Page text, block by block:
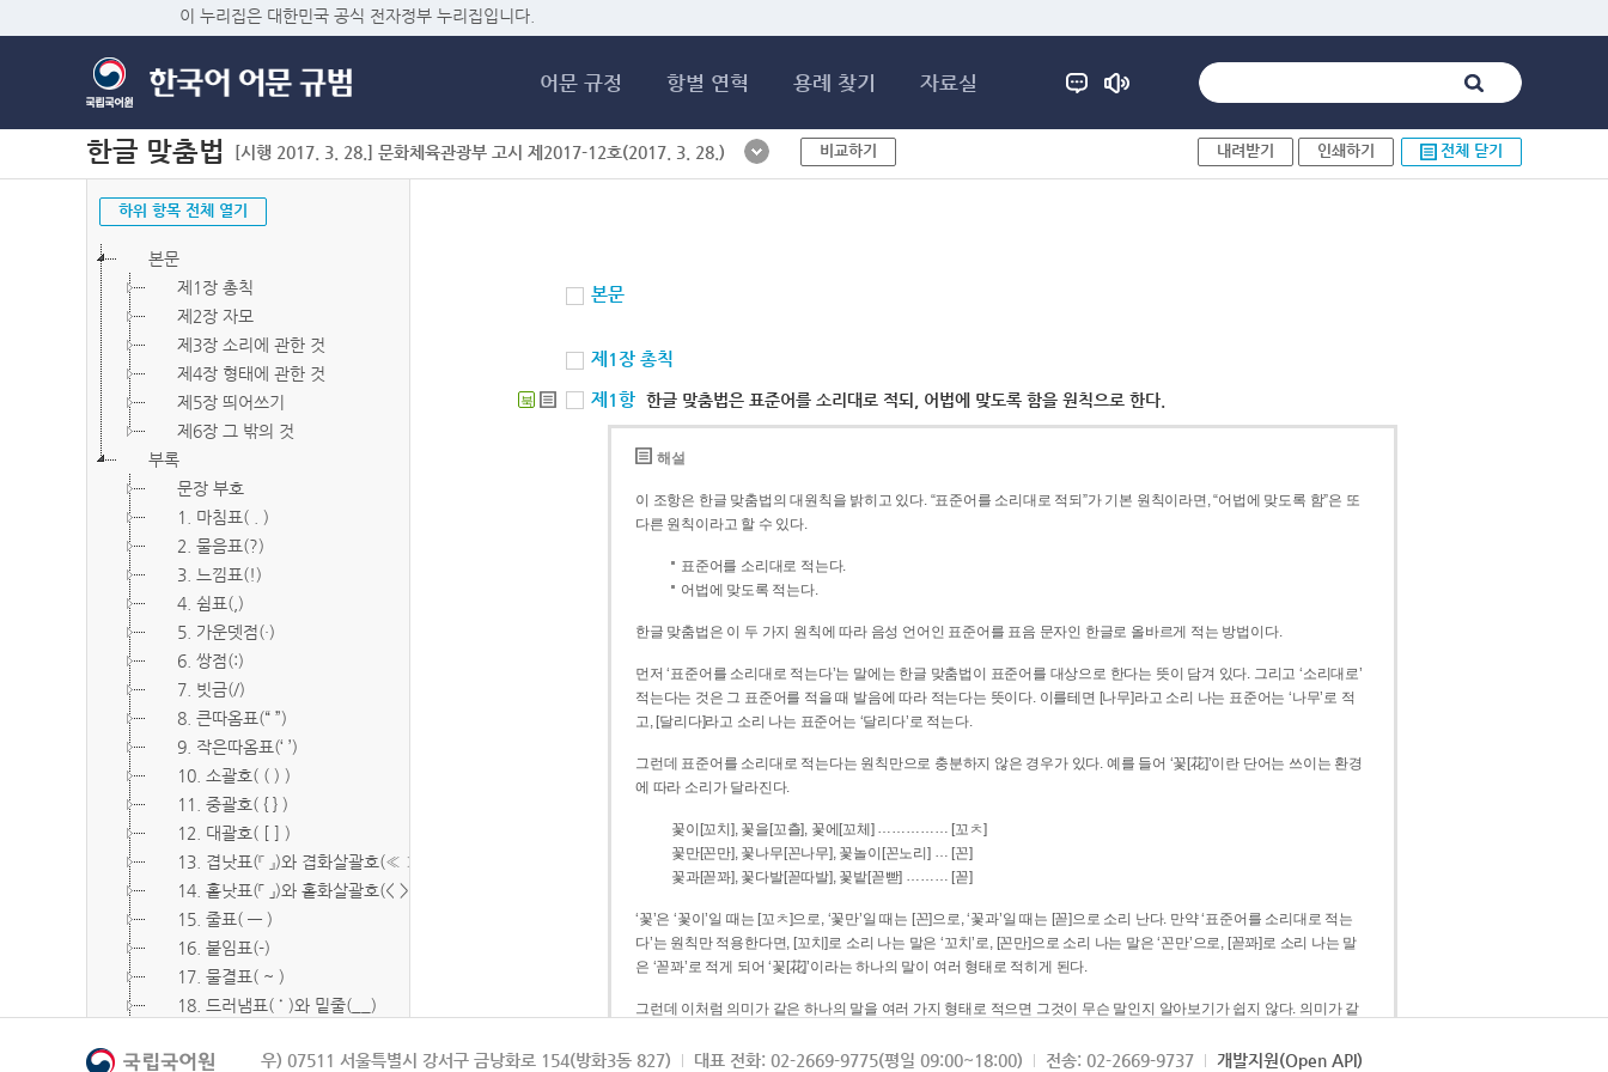
이 누리집은 대한민국 공식 전자정부 누리집입니다.
어문 규정 항별 연혁 용례 찾기 자료실
한글 맞춤법 [시행 2017. 3. 28.] 문화체육관광부 고시 제2017-12호(2017. 3. 28.) 비교하기 내려받기 인쇄하기 전체 닫기
하위 항목 전체 열기
본문
제1장 총칙
제2장 자모
제3장 소리에 관한 것
제4장 형태에 관한 것
제5장 띄어쓰기
제6장 그 밖의 것
부록
문장 부호
1. 마침표( . )
2. 물음표(?)
3. 느낌표(!)
4. 쉼표(,)
5. 가운뎃점(·)
6. 쌍점(:)
7. 빗금(/)
8. 큰따옴표(“ ”)
9. 작은따옴표(‘ ’)
10. 소괄호( ( ) )
11. 중괄호( { } )
12. 대괄호( [ ] )
13. 겹낫표(『 』)와 겹화살괄호(≪ ≫)
14. 홑낫표(「 」)와 홑화살괄호(< >)
15. 줄표( ― )
16. 붙임표(-)
17. 물결표( ~ )
18. 드러냄표( ˙ )와 밑줄(__)
20. 빠짐표( □ )
본문
제1장 총칙
북 제1항 한글 맞춤법은 표준어를 소리대로 적되, 어법에 맞도록 함을 원칙으로 한다.
해설
이 조항은 한글 맞춤법의 대원칙을 밝히고 있다. “표준어를 소리대로 적되”가 기본 원칙이라면, “어법에 맞도록 함”은 또
다른 원칙이라고 할 수 있다.
표준어를 소리대로 적는다.
어법에 맞도록 적는다.
한글 맞춤법은 이 두 가지 원칙에 따라 음성 언어인 표준어를 표음 문자인 한글로 올바르게 적는 방법이다.
먼저 ‘표준어를 소리대로 적는다’는 말에는 한글 맞춤법이 표준어를 대상으로 한다는 뜻이 담겨 있다. 그리고 ‘소리대로’
적는다는 것은 그 표준어를 적을 때 발음에 따라 적는다는 뜻이다. 이를테면 [나무]라고 소리 나는 표준어는 ‘나무’로 적
고, [달리다]라고 소리 나는 표준어는 ‘달리다’로 적는다.
그런데 표준어를 소리대로 적는다는 원칙만으로 충분하지 않은 경우가 있다. 예를 들어 ‘꽃[花]’이란 단어는 쓰이는 환경
에 따라 소리가 달라진다.
꽃이[꼬치], 꽃을[꼬츨], 꽃에[꼬체] …………… [꼬ㅊ]
꽃만[꼰만], 꽃나무[꼰나무], 꽃놀이[꼰노리] … [꼰]
꽃과[꼳꽈], 꽃다발[꼳따발], 꽃밭[꼳빧] ……… [꼳]
‘꽃’은 ‘꽃이’일 때는 [꼬ㅊ]으로, ‘꽃만’일 때는 [꼰]으로, ‘꽃과’일 때는 [꼳]으로 소리 난다. 만약 ‘표준어를 소리대로 적는
다’는 원칙만 적용한다면, [꼬치]로 소리 나는 말은 ‘꼬치’로, [꼰만]으로 소리 나는 말은 ‘꼰만’으로, [꼳꽈]로 소리 나는 말
은 ‘꼳꽈’로 적게 되어 ‘꽃[花]’이라는 하나의 말이 여러 형태로 적히게 된다.
그런데 이처럼 의미가 같은 하나의 말을 여러 가지 형태로 적으면 그것이 무슨 말인지 알아보기가 쉽지 않다. 의미가 같
되게 적는 것이 의미를 파악하는 데 효과적이다.
우) 07511 서울특별시 강서구 금낭화로 154(방화3동 827) 대표 전화: 02-2669-9775(평일 09:00~18:00) 전송: 02-2669-9737 개발지원(Open API)